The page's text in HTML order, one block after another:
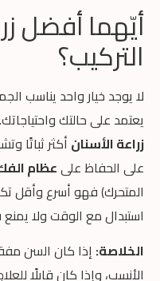
أيّهما أفضل
التركيب؟
لا يوجد خيار واحد يناسب
يعتمد على حالتك واحتياجاتك.
زراعة الأسنان أكثر ثباتًا
على الحفاظ علىعظام
المتحرك) فهو أسرع وأقل
استبدال مع الوقت ولا
الخلاصة:إذا كان السن
الأنسب، وإذا كان قابلًا